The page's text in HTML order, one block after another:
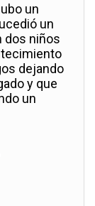
un
un
dos niños
dejando
y que
un